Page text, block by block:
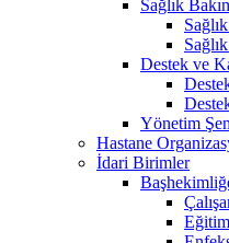
Sağlık
Destek ve
Yönetim
Hastane
İdari Birimler